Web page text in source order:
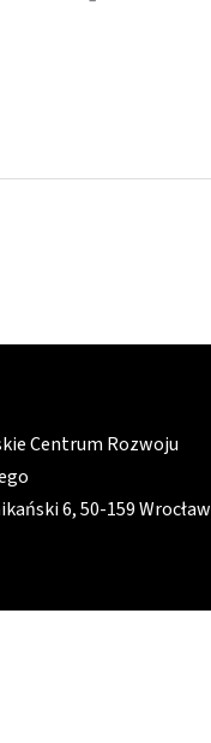
Centrum Rozwoju
6, 50-159 Wrocław